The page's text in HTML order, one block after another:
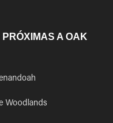
A OAK
Woodlands